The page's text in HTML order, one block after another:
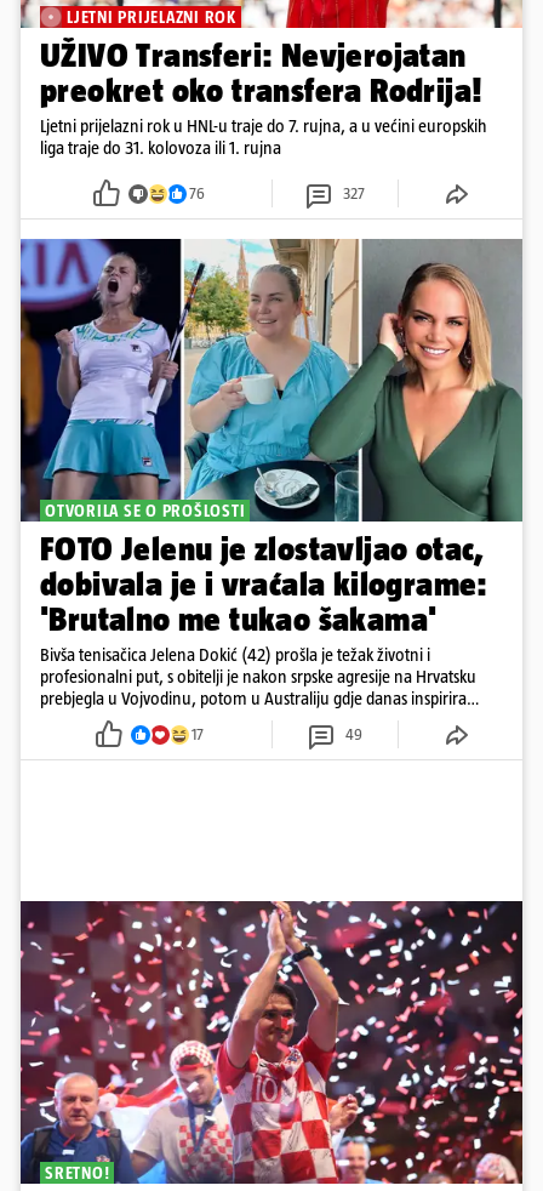
LJETNI PRIJELAZNI ROK
UŽIVO Transferi: Nevjerojatan
preokret oko transfera Rodrija!
Ljetni prijelazni rok u HNL-u traje do 7. rujna, a u većini europskih
liga traje do 31. kolovoza ili 1. rujna
76 327
OTVORILA SE O PROŠLOSTI
FOTO Jelenu je zlostavljao otac,
dobivala je i vraćala kilograme:
'Brutalno me tukao šakama'
Bivša tenisačica Jelena Dokić (42) prošla je težak životni i
profesionalni put, s obitelji je nakon srpske agresije na Hrvatsku
prebjegla u Vojvodinu, potom u Australiju gdje danas inspirira
17 49
SRETNO!